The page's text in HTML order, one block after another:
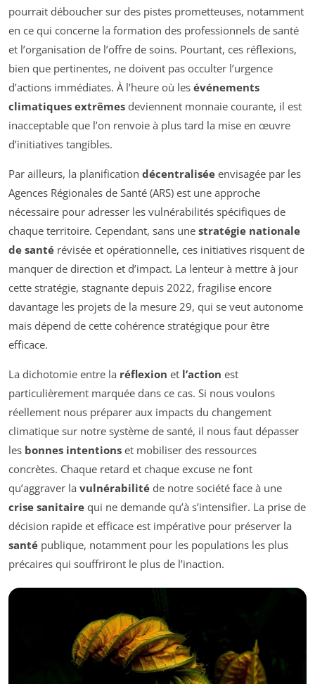
pourrait déboucher sur des pistes prometteuses, notamment
en ce qui concerne la formation des professionnels de santé
et l’organisation de l’offre de soins. Pourtant, ces réflexions,
bien que pertinentes, ne doivent pas occulter l’urgence
d’actions immédiates. À l’heure où les événements
climatiques extrêmes deviennent monnaie courante, il est
inacceptable que l’on renvoie à plus tard la mise en œuvre
d’initiatives tangibles.
Par ailleurs, la planification décentralisée envisagée par les
Agences Régionales de Santé (ARS) est une approche
nécessaire pour adresser les vulnérabilités spécifiques de
chaque territoire. Cependant, sans une stratégie nationale
de santé révisée et opérationnelle, ces initiatives risquent de
manquer de direction et d’impact. La lenteur à mettre à jour
cette stratégie, stagnante depuis 2022, fragilise encore
davantage les projets de la mesure 29, qui se veut autonome
mais dépend de cette cohérence stratégique pour être
efficace.
La dichotomie entre la réflexion et l’action est
particulièrement marquée dans ce cas. Si nous voulons
réellement nous préparer aux impacts du changement
climatique sur notre système de santé, il nous faut dépasser
les bonnes intentions et mobiliser des ressources
concrètes. Chaque retard et chaque excuse ne font
qu’aggraver la vulnérabilité de notre société face à une
crise sanitaire qui ne demande qu’à s’intensifier. La prise de
décision rapide et efficace est impérative pour préserver la
santé publique, notamment pour les populations les plus
précaires qui souffriront le plus de l’inaction.